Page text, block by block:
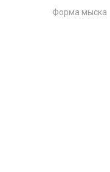
Форма мыска